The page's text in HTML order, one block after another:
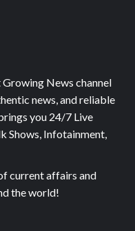
Growing News channel
news, and reliable
you 24/7 Live
Shows, Infotainment,
current affairs and
the world!